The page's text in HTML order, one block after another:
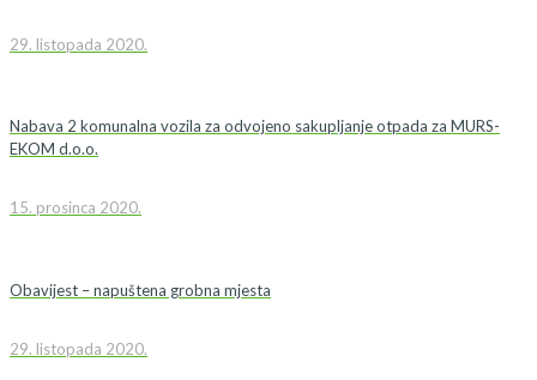
29. listopada 2020.
Nabava 2 komunalna vozila za odvojeno sakupljanje otpada za MURS-
EKOM d.o.o.
15. prosinca 2020.
Obavijest – napuštena grobna mjesta
29. listopada 2020.